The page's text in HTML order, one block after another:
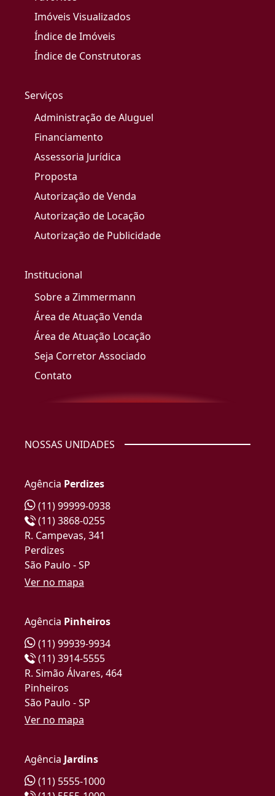
Imóveis Visualizados
Índice de Imóveis
Índice de Construtoras
Serviços
Administração de Aluguel
Financiamento
Assessoria Jurídica
Proposta
Autorização de Venda
Autorização de Locação
Autorização de Publicidade
Institucional
Sobre a Zimmermann
Área de Atuação Venda
Área de Atuação Locação
Seja Corretor Associado
Contato
NOSSAS UNIDADES
Agência Perdizes
(11) 99999-0938
(11) 3868-0255
R. Campevas, 341
Perdizes
São Paulo - SP
Ver no mapa
Agência Pinheiros
(11) 99939-9934
(11) 3914-5555
R. Simão Álvares, 464
Pinheiros
São Paulo - SP
Ver no mapa
Agência Jardins
(11) 5555-1000